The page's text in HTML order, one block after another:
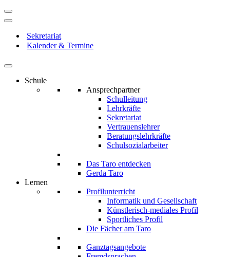
Navigationsmenü
Navigationsmenü
Sekretariat
Kalender & Termine
Schule
Ansprechpartner
Schulleitung
Lehrkräfte
Sekretariat
Vertrauenslehrer
Beratungslehrkräfte
Schulsozialarbeiter
Das Taro entdecken
Gerda Taro
Lernen
Profilunterricht
Informatik und Gesellschaft
Künstlerisch-mediales Profil
Sportliches Profil
Die Fächer am Taro
Ganztagsangebote